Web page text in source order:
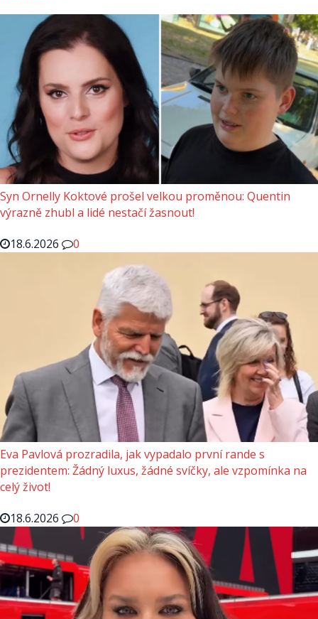
Syn Ornelly Koktové prošel velkou proměnou: Quentin
výrazně zhubl a lidé nestačí žasnout!
18.6.2026
0
Eva Pavlová prozradila, jak vypadalo první rande s
prezidentem: Žádný luxus, žádné svíčky, ale vzpomínka na
celý život!
18.6.2026
0